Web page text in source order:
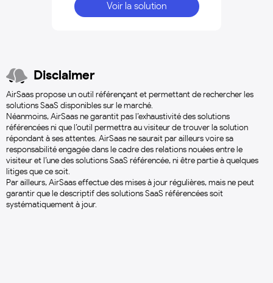
Voir la solution
Disclaimer
AirSaas propose un outil référençant et permettant de rechercher les
solutions SaaS disponibles sur le marché.
Néanmoins, AirSaas ne garantit pas l’exhaustivité des solutions
référencées ni que l’outil permettra au visiteur de trouver la solution
répondant à ses attentes. AirSaas ne saurait par ailleurs voire sa
responsabilité engagée dans le cadre des relations nouées entre le
visiteur et l’une des solutions SaaS référencée, ni être partie à quelques
litiges que ce soit.
Par ailleurs, AirSaas effectue des mises à jour régulières, mais ne peut
garantir que le descriptif des solutions SaaS référencées soit
systématiquement à jour.